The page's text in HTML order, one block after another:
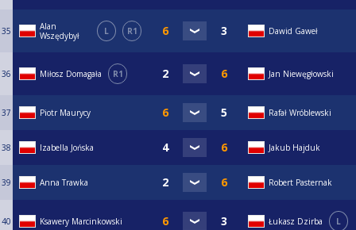
35
Alan
Wszędybył
L R1 Dawid Gaweł
36 Miłosz Domagała R1 Jan Niewęgłowski
37 Piotr Maurycy Rafał Wróblewski
38 Izabella Jońska Jakub Hajduk
39 Anna Trawka Robert Pasternak
40 Ksawery Marcinkowski Łukasz Dzirba L